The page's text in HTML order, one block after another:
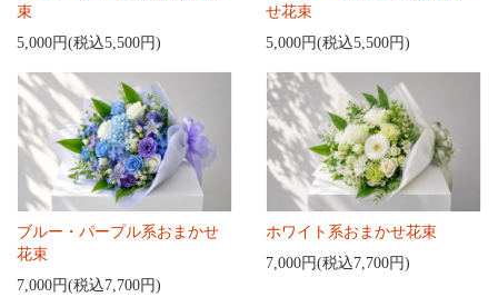
束
5,000円(税込5,500円)
せ花束
5,000円(税込5,500円)
ブルー・パープル系おまかせ
花束
7,000円(税込7,700円)
ホワイト系おまかせ花束
7,000円(税込7,700円)